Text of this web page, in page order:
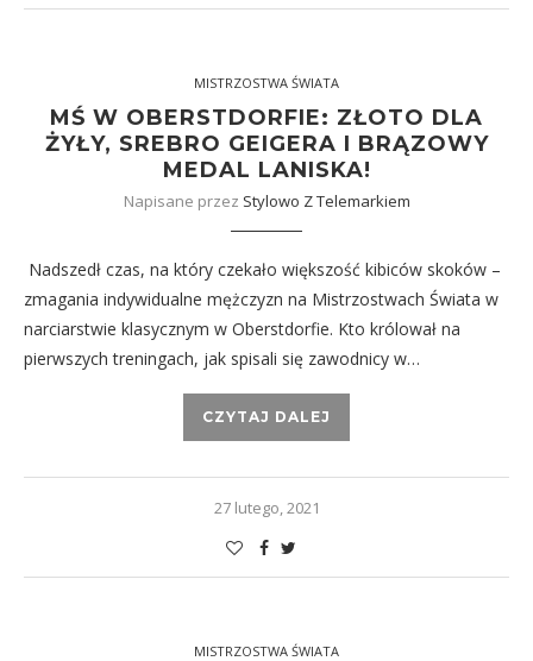
MISTRZOSTWA ŚWIATA
MŚ W OBERSTDORFIE: ZŁOTO DLA
ŻYŁY, SREBRO GEIGERA I BRĄZOWY
MEDAL LANISKA!
Napisane przez Stylowo Z Telemarkiem
Nadszedł czas, na który czekało większość kibiców skoków –
zmagania indywidualne mężczyzn na Mistrzostwach Świata w
narciarstwie klasycznym w Oberstdorfie. Kto królował na
pierwszych treningach, jak spisali się zawodnicy w…
CZYTAJ DALEJ
27 lutego, 2021
MISTRZOSTWA ŚWIATA